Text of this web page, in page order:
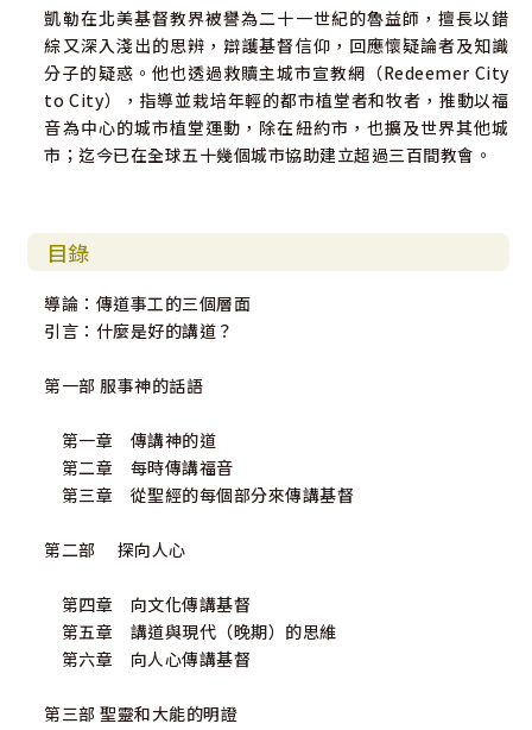
凱勒在北美基督教界被譽為二十一世紀的魯益師，擅長以錯
綜又深入淺出的思辨，辯護基督信仰，回應懷疑論者及知識
分子的疑惑。他也透過救贖主城市宣教網（Redeemer City
to City），指導並栽培年輕的都市植堂者和牧者，推動以福
音為中心的城市植堂運動，除在紐約市，也擴及世界其他城
市；迄今已在全球五十幾個城市協助建立超過三百間教會。
目錄
導論：傳道事工的三個層面
引言：什麼是好的講道？
第一部 服事神的話語
第一章 傳講神的道
第二章 每時傳講福音
第三章 從聖經的每個部分來傳講基督
第二部 探向人心
第四章 向文化傳講基督
第五章 講道與現代（晚期）的思維
第六章 向人心傳講基督
第三部 聖靈和大能的明證